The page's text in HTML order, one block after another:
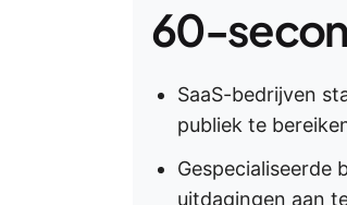
60-
SaaS-bedrijven
publiek te
Gespecialiseerde
uitdagingen aan